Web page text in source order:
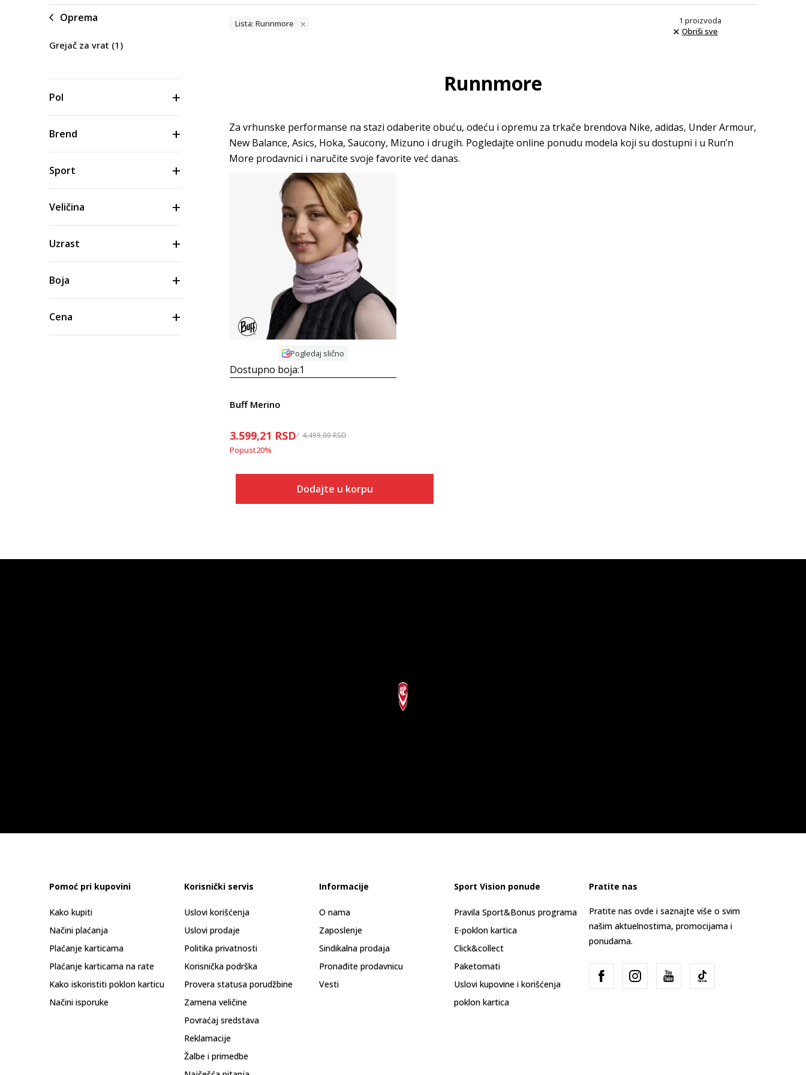
Oprema
Grejač za vrat (1)
Pol
Brend
Sport
Veličina
Uzrast
Boja
Cena
Lista: Runnmore 1 proizvoda
Obriši sve
Runnmore
Za vrhunske performanse na stazi odaberite obuću, odeću i opremu za trkače brendova Nike, adidas, Under Armour,
New Balance, Asics, Hoka, Saucony, Mizuno i drugih. Pogledajte online ponudu modela koji su dostupni i u Run’n
More prodavnici i naručite svoje favorite već danas.
Uporedi
Pogledaj slično
Dostupno boja:1
Buff Merino
3.599,21 RSD 4.499,00RSD
Popust20%
Dodajte u korpu
Pomoć pri kupovini
Kako kupiti
Načini plaćanja
Plaćanje karticama
Plaćanje karticama na rate
Kako iskoristiti poklon karticu
Načini isporuke
Korisnički servis
Uslovi korišćenja
Uslovi prodaje
Politika privatnosti
Korisnička podrška
Provera statusa porudžbine
Zamena veličine
Povraćaj sredstava
Reklamacije
Žalbe i primedbe
Informacije
O nama
Zaposlenje
Sindikalna prodaja
Pronađite prodavnicu
Vesti
Sport Vision ponude
Pravila Sport&Bonus programa
E-poklon kartica
Click&collect
Paketomati
Uslovi kupovine i korišćenja
poklon kartica
Pratite nas
Pratite nas ovde i saznajte više o svim
našim aktuelnostima, promocijama i
ponudama.